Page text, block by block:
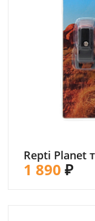
Repti Planet
1 890 ₽